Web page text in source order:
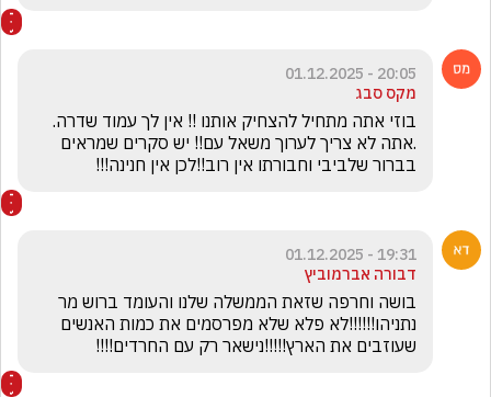
20:05 - 01.12.2025
מקס סבג
בברור שלביבי וחבורתו אין רוב!!לכן אין חנינה!!!
19:31 - 01.12.2025
דבורה אברמוביץ
שעוזבים את הארץ!!!!!נישאר רק עם החרדים!!!!